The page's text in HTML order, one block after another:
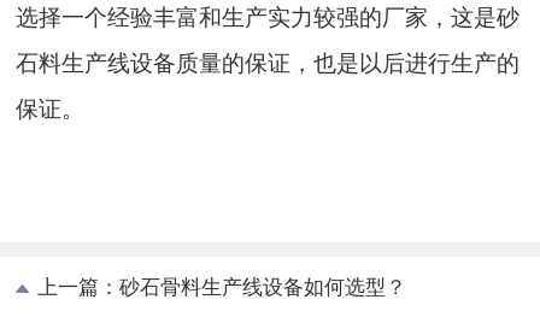
选择一个经验丰富和生产实力较强的厂家，这是砂
石料生产线设备质量的保证，也是以后进行生产的
保证。
上一篇：砂石骨料生产线设备如何选型？